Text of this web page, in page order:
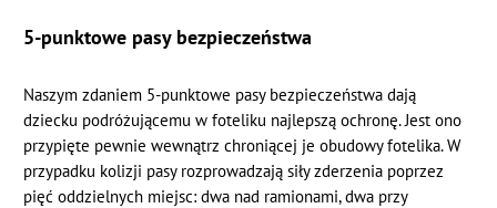
5-punktowe pasy bezpieczeństwa
Naszym zdaniem 5-punktowe pasy bezpieczeństwa dają
dziecku podróżującemu w foteliku najlepszą ochronę. Jest ono
przypięte pewnie wewnątrz chroniącej je obudowy fotelika. W
przypadku kolizji pasy rozprowadzają siły zderzenia poprzez
pięć oddzielnych miejsc: dwa nad ramionami, dwa przy